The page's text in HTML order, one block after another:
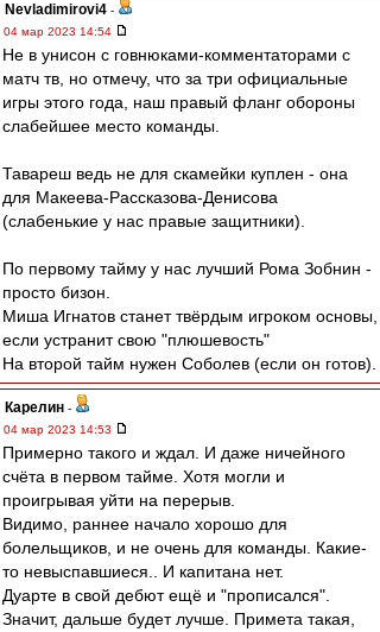
Nevladimirovi4 -
04 мар 2023 14:54
Не в унисон с говнюками-комментаторами с
матч тв, но отмечу, что за три официальные
игры этого года, наш правый фланг обороны
слабейшее место команды.
Тавареш ведь не для скамейки куплен - она
для Макеева-Рассказова-Денисова
(слабенькие у нас правые защитники).
По первому тайму у нас лучший Рома Зобнин -
просто бизон.
Миша Игнатов станет твёрдым игроком основы,
если устранит свою "плюшевость"
На второй тайм нужен Соболев (если он готов).
Карелин -
04 мар 2023 14:53
Примерно такого и ждал. И даже ничейного
счёта в первом тайме. Хотя могли и
проигрывая уйти на перерыв.
Видимо, раннее начало хорошо для
болельщиков, и не очень для команды. Какие-
то невыспавшиеся.. И капитана нет.
Дуарте в свой дебют ещё и "прописался".
Значит, дальше будет лучше. Примета такая,